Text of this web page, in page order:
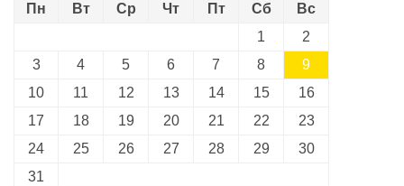
Пн Вт Ср Чт Пт Сб
Вс
1
2
3
4 5 6 7 8
9
10
11 12 13 14 15
16
17
18 19 20 21 22
23
24
25 26 27 28 29
30
31